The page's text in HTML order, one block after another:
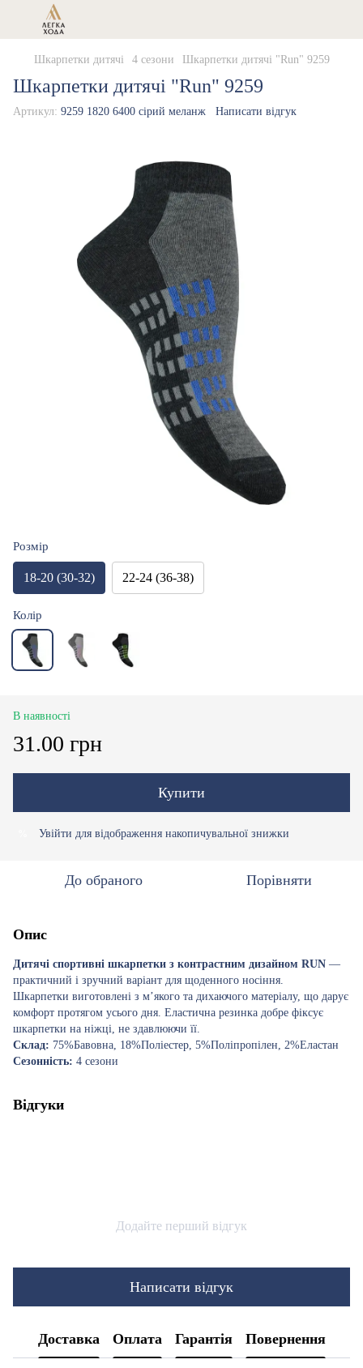
Шкарпетки дитячі 4 сезони Шкарпетки дитячі "Run" 9259
Шкарпетки дитячі "Run" 9259
Артикул: 9259 1820 6400 сірий меланж Написати відгук
Розмір
18-20 (30-32) 22-24 (36-38)
Колір
В наявності
31.00 грн
Купити
Увійти для відображення накопичувальної знижки
До обраного Порівняти
Опис
Дитячі спортивні шкарпетки з контрастним дизайном RUN —
практичний і зручний варіант для щоденного носіння.
Шкарпетки виготовлені з м’якого та дихаючого матеріалу, що дарує
комфорт протягом усього дня. Еластична резинка добре фіксує
шкарпетки на ніжці, не здавлюючи її.
Склад: 75%Бавовна, 18%Поліестер, 5%Поліпропілен, 2%Еластан
Сезонність: 4 сезони
Відгуки
Додайте перший відгук
Написати відгук
Доставка Оплата Гарантія Повернення